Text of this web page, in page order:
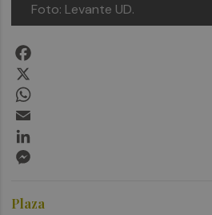
Foto: Levante UD.
Plaza